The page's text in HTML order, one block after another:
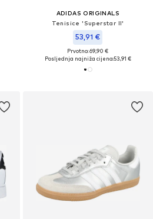
ADIDAS ORIGINALS
Tenisice 'Superstar II'
53,91 €
Prvotno: 69,90 €
Posljednja najniža cijena:53,91 €